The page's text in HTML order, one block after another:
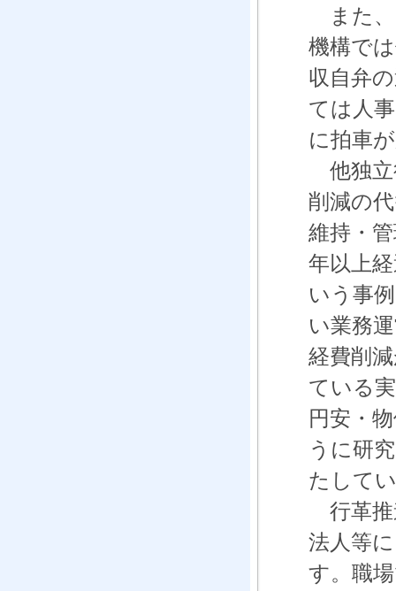
また、
機構で
収自弁
ては人
に拍車
他独立
削減の
維持・
年以上
いう事
い業務
経費削
ている
円安・
うに研
たして
行革推
法人等
す。職